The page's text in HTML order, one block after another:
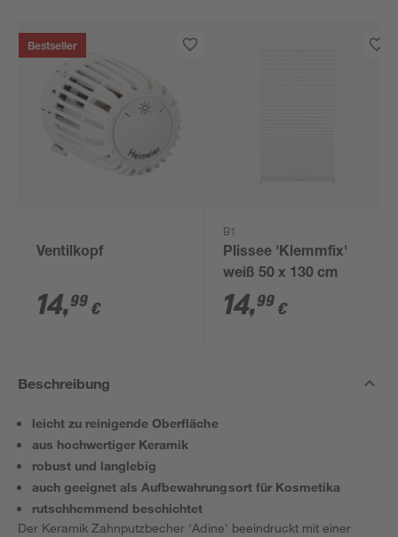
Bestseller
Ventilkopf
14,99 €
B1
Plissee 'Klemmfix'
weiß 50 x 130 cm
14,99 €
Beschreibung
leicht zu reinigende Oberfläche
aus hochwertiger Keramik
robust und langlebig
auch geeignet als Aufbewahrungsort für Kosmetika
rutschhemmend beschichtet
Der Keramik Zahnputzbecher 'Adine' beeindruckt mit einer